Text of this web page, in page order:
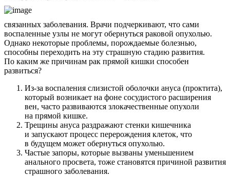
связанных заболевания. Врачи подчеркивают, что сами
воспаленные узлы не могут обернуться раковой опухолью.
Однако некоторые проблемы, порождаемые болезнью,
способны переходить на эту страшную стадию развития.
По каким же причинам рак прямой кишки способен
развиться?
Из-за воспаления слизистой оболочки ануса (проктита),
который возникает на фоне сосудистого расширения
вен, часто развиваются злокачественные опухоли
на прямой кишке.
Трещины ануса раздражают стенки кишечника
и запускают процесс перерождения клеток, что
в будущем может обернуться опухолью.
Частые запоры, которые вызваны уменьшением
анального просвета, тоже становятся причиной развития
страшного заболевания.